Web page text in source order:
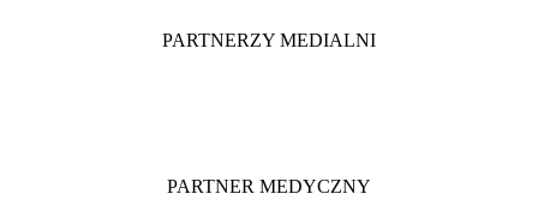
PARTNERZY MEDIALNI
PARTNER MEDYCZNY